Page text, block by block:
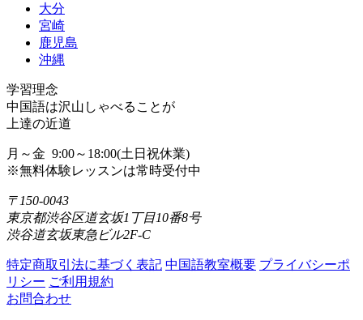
大分
宮崎
鹿児島
沖縄
学習理念
中国語は沢山しゃべることが
上達の近道
月～金 9:00～18:00(土日祝休業)
※無料体験レッスンは常時受付中
〒150-0043
東京都渋谷区道玄坂1丁目10番8号
渋谷道玄坂東急ビル2F-C
特定商取引法に基づく表記 中国語教室概要 プライバシーポ
リシー ご利用規約
お問合わせ